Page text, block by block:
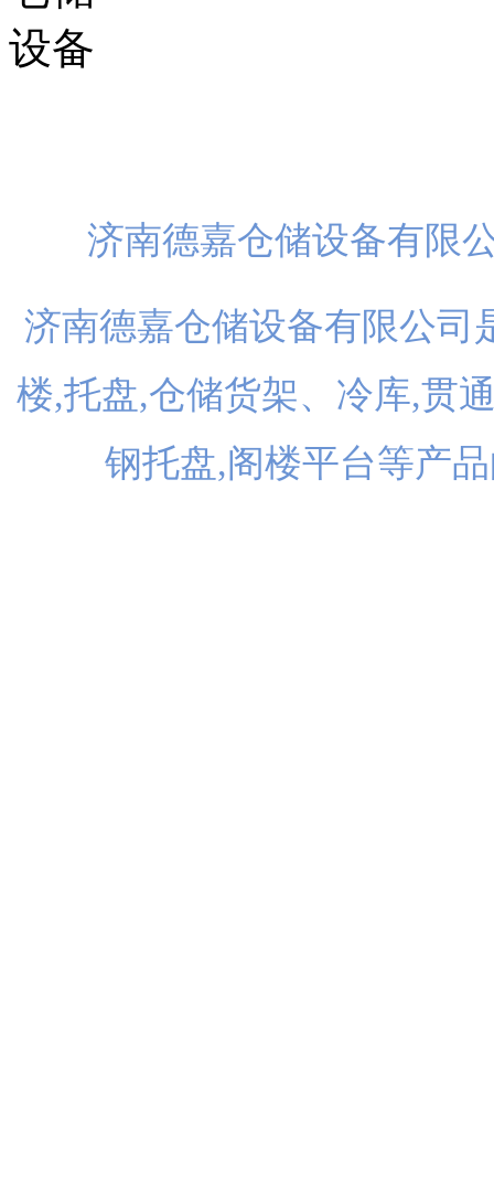
济南德嘉仓储设备有
济南德嘉仓储设备有限公司
楼,托盘,仓储货架、冷库,贯
钢托盘,阁楼平台等产